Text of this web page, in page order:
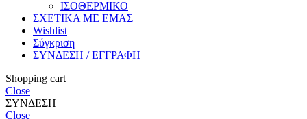
ΙΣΟΘΕΡΜΙΚΟ
ΣΧΕΤΙΚΑ ΜΕ ΕΜΑΣ
Wishlist
Σύγκριση
ΣΥΝΔΕΣΗ / ΕΓΓΡΑΦΗ
Shopping cart
Close
ΣΥΝΔΕΣΗ
Close